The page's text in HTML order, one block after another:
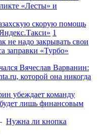
«Лесты» и
скорую помощь
1
не надо закрывать свои
заправки «Турбо»
Вячеслав Варванин:
которой она никогда
убеждает команду
лишь финансовым
Нужна ли кнопка